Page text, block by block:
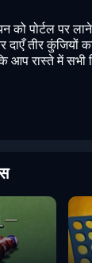
को पोर्टल पर
दाएँ तीर कुंजियों
आप रास्ते में सभी